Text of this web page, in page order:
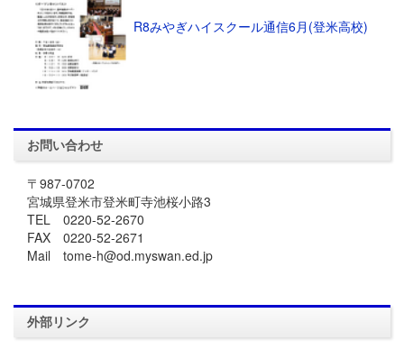
R8みやぎハイスクール通信6月(登米高校)
お問い合わせ
〒987-0702
宮城県登米市登米町寺池桜小路3
TEL 0220-52-2670
FAX 0220-52-2671
Mail tome-h@od.myswan.ed.jp
外部リンク